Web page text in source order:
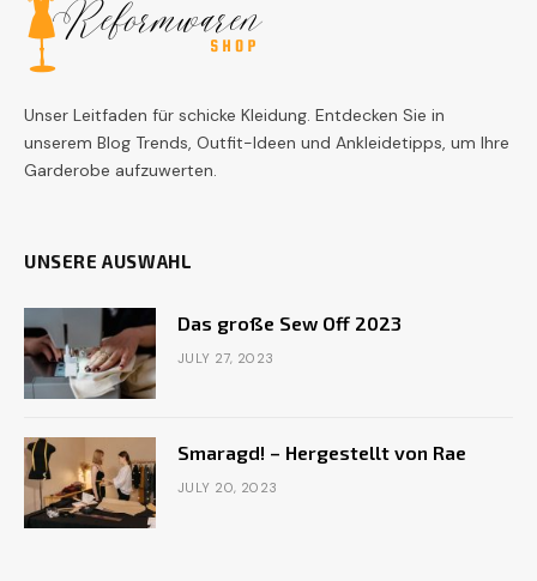
Unser Leitfaden für schicke Kleidung. Entdecken Sie in
unserem Blog Trends, Outfit-Ideen und Ankleidetipps, um Ihre
Garderobe aufzuwerten.
UNSERE AUSWAHL
Das große Sew Off 2023
JULY 27, 2023
Smaragd! – Hergestellt von Rae
JULY 20, 2023